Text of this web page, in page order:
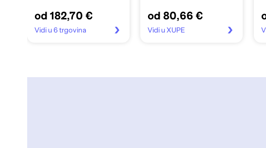
11 Pro, siva
od 182,70 €
Vidi u 6 trgovina
od 80,66 €
Vidi u XUPE